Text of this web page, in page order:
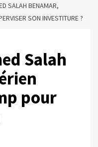
SALAH BENAMAR,
SON INVESTITURE ?
Salah
pour